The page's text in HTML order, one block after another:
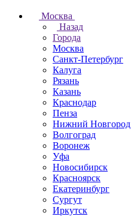
Москва
Назад
Города
Москва
Санкт-Петербург
Калуга
Рязань
Казань
Краснодар
Пенза
Нижний Новгород
Волгоград
Воронеж
Уфа
Новосибирск
Красноярск
Екатеринбург
Сургут
Иркутск